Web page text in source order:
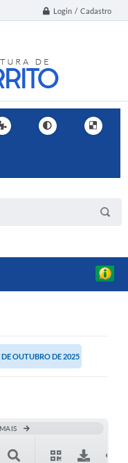
Login / Cadastro
DE OUTUBRO DE 2025